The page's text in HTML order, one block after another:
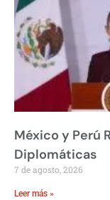
México y Perú
Diplomáticas
7 de agosto, 2026
Leer más »